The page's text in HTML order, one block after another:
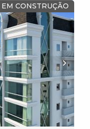
EM CONSTRUÇÃO